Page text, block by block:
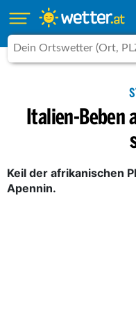
Italien-Beben
Keil der afrikanischen
Apennin.